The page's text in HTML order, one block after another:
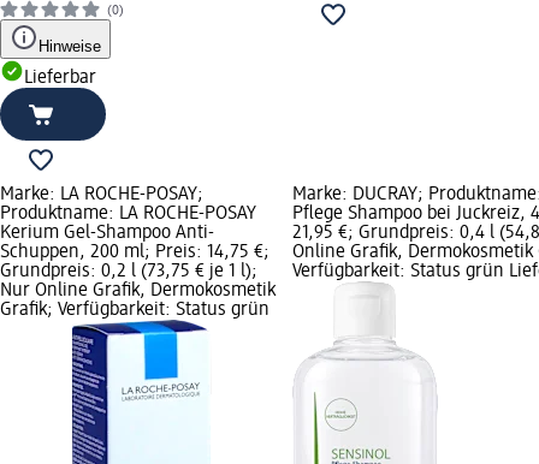
(0)
Hinweise
Lieferbar
Marke: LA ROCHE-POSAY;
Produktname: LA ROCHE-POSAY
Kerium Gel-Shampoo Anti-
Schuppen, 200 ml; Preis: 14,75 €;
Grundpreis: 0,2 l (73,75 € je 1 l);
Nur Online Grafik, Dermokosmetik
Grafik; Verfügbarkeit: Status grün
Marke: DUCRAY;
Pflege Shampoo bei Juckreiz,
21,95 €; Grundpreis: 0,4 l
Online Grafik, Dermokosmetik
Verfügbarkeit: Status grün